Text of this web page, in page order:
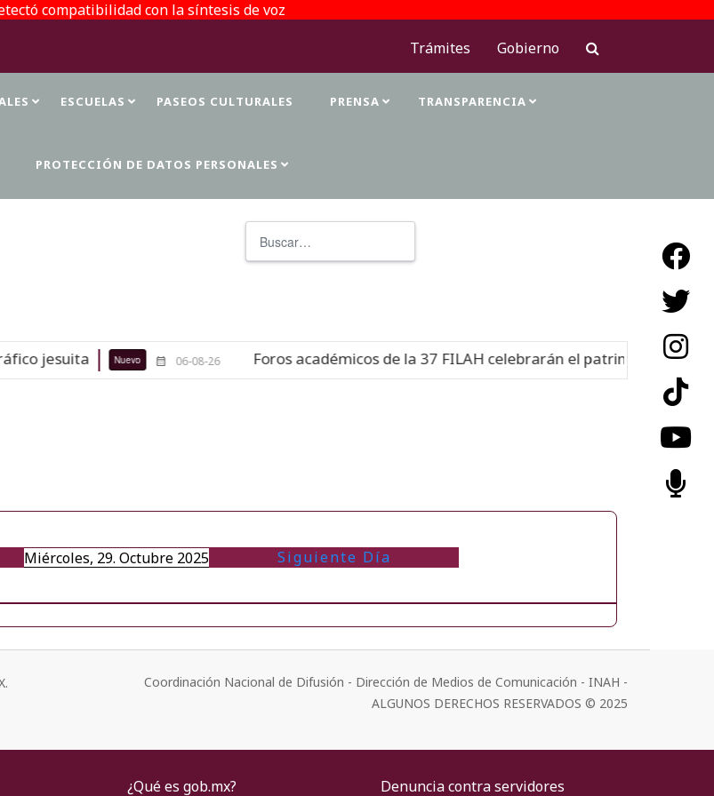
compatibilidad con la síntesis de voz
Trámites
Gobierno
ESCUELAS PASEOS CULTURALES PRENSA TRANSPARENCIA
PROTECCIÓN DE DATOS PERSONALES
jesuita Nuevo 06-08-26 Foros académicos de la 37 FILAH celebrarán el patrimonio cultural
Miércoles, 29. Octubre 2025 Siguiente Día
Coordinación Nacional de Difusión - Dirección de Medios de Comunicación - INAH -
ALGUNOS DERECHOS RESERVADOS © 2025
¿Qué es gob.mx?
Denuncia contra servidores